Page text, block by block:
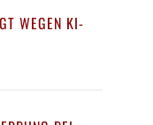
WEGEN KI-